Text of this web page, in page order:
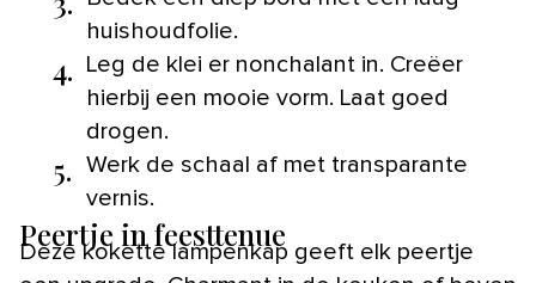
huishoudfolie.
4.
Leg de klei er nonchalant in. Creëer
hierbij een mooie vorm. Laat goed
drogen.
5.
Werk de schaal af met transparante
vernis.
Peertje in feesttenue
Deze kokette lampenkap geeft elk peertje